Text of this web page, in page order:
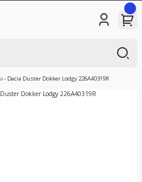
- Dacia Duster Dokker Lodgy 226A40319R